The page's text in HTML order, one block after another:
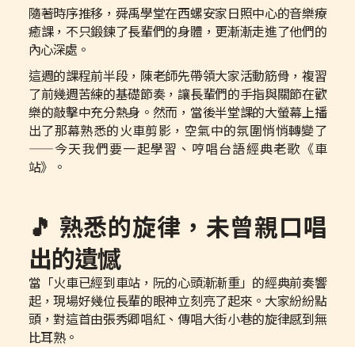
隨著時序推移，舜禹學堂在西螺安家日照中心的音樂療
癒課，不只鍛鍊了長輩們的身體，更漸漸走進了他們的
內心深處。
這週的課程前半段，陳老師先帶領大家活動筋骨，複習
了前幾週苦練的基礎節奏，讓長輩們的手指與關節在歡
樂的敲擊中充分熱身。然而，當後半堂課的大螢幕上播
出了那幕熟悉的火車剪影，空氣中的氛圍悄悄轉變了
——今天我們要一起學習、哼唱台語經典老歌《車
站》。
🎵 熟悉的旋律，未曾親口唱
出的遺憾
當「火車已經到車站，阮的心頭漸漸重」的經典前奏響
起，現場好幾位長輩的眼神立刻亮了起來。大家紛紛點
頭，對這首由張秀卿唱紅、傳唱大街小巷的旋律感到無
比耳熟。